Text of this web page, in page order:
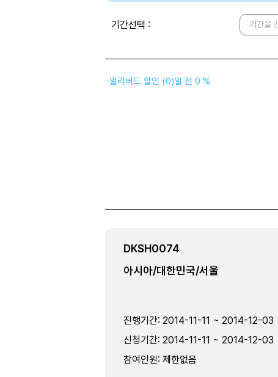
기간선택 : 기간을
-얼리버드 할인 (0)일 전 0 %
DKSH0074
아시아/대한민국/서울
진행기간: 2014-11-11 ~ 2014-12-03
신청기간: 2014-11-11 ~ 2014-12-03
참여인원: 제한없음